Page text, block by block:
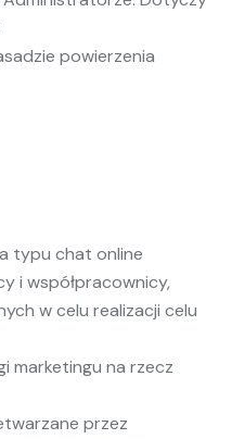
powierzenia
typu chat online
i współpracownicy,
w celu realizacji celu
marketingu na rzecz
przez